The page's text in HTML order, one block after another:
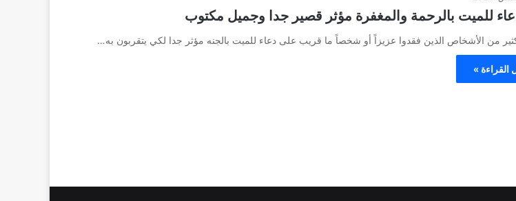
من الأشخاص الذين فقدوا عزيزاً أو شخصاً ما قريب على دعاء للميت بالجنه مؤثر جدا لكي يتقربون به…
القراءة »